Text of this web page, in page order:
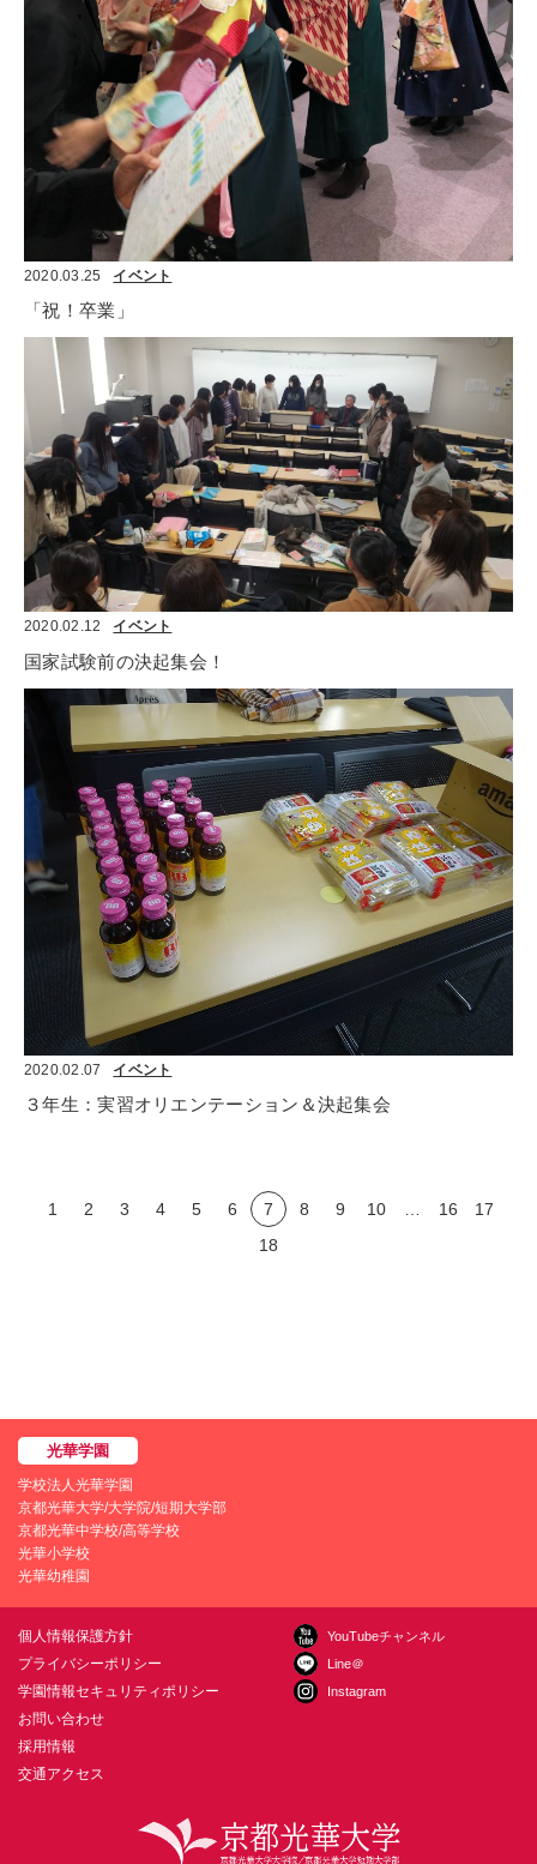
2020.03.25 イベント
「祝！卒業」
2020.02.12 イベント
国家試験前の決起集会！
2020.02.07 イベント
３年生：実習オリエンテーション＆決起集会
1 2 3 4 5 6 7 8 9 10 … 16
17
18
学校法人光華学園
京都光華大学/大学院/短期大学部
京都光華中学校/高等学校
光華小学校
光華幼稚園
個人情報保護方針
プライバシーポリシー
学園情報セキュリティポリシー
お問い合わせ
採用情報
交通アクセス
YouTubeチャンネル
Line＠
Instagram